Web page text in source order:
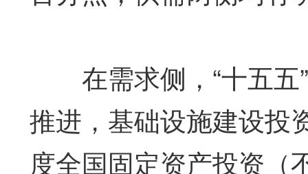
在需求侧，“十五五”
推进，基础设施建设投
度全国固定资产投资（